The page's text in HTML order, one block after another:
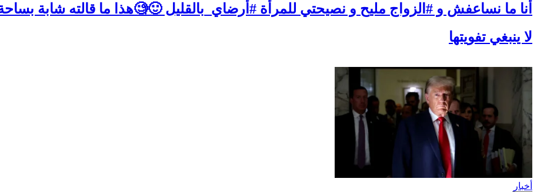
أنا ما نساعفش و #الزواج مليح و نصيحتي للمرأة #أرضاي_بالقليل 🙂🧐هذا ما قالته شابة
لا ينبغي تفويتها
أخبار